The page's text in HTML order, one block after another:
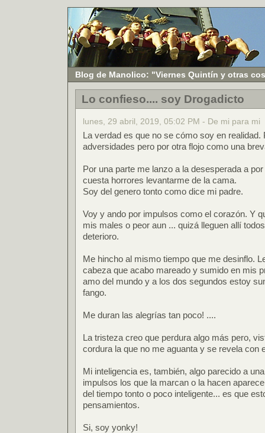
Blog de Manolico: "Viernes Quintín y otras
Lo confieso.... soy Drogadicto
lunes, 29 abril, 2019, 05:02 PM - De mi para mi
La verdad es que no se cómo soy en realidad.
adversidades pero por otra flojo como una
Por una parte me lanzo a la desesperada a
cuesta horrores levantarme de la cama.
Soy del genero tonto como dice mi padre.
Voy y ando por impulsos como el corazón. Y
mis males o peor aun ... quizá lleguen allí
deterioro.
Me hincho al mismo tiempo que me desinflo.
cabeza que acabo mareado y sumido en mis
amo del mundo y a los dos segundos estoy
fango.
Me duran las alegrías tan poco! ....
La tristeza creo que perdura algo más pero,
cordura la que no me aguanta y se revela con
Mi inteligencia es, también, algo parecido a
impulsos los que la marcan o la hacen
del tiempo tonto o poco inteligente... es que
pensamientos.
Si, soy yonky!